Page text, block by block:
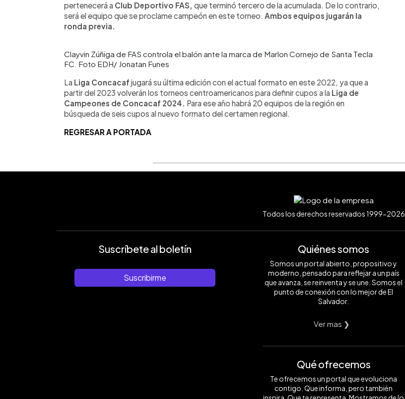
pertenecerá a Club Deportivo FAS, que terminó tercero de la acumulada. De lo contrario,
será el equipo que se proclame campeón en este torneo. Ambos equipos jugarán la
ronda previa.
Clayvin Zúñiga de FAS controla el balón ante la marca de Marlon Cornejo de Santa Tecla
FC. Foto EDH/ Jonatan Funes
La Liga Concacaf jugará su última edición con el actual formato en este 2022, ya que a
partir del 2023 volverán los torneos centroamericanos para definir cupos a la Liga de
Campeones de Concacaf 2024. Para ese año habrá 20 equipos de la región en
búsqueda de seis cupos al nuevo formato del certamen regional.
REGRESAR A PORTADA
Todos los derechos reservados 1999-2026
Suscríbete al boletín
Suscribirme
Quiénes somos
Somos un portal abierto, propositivo y
moderno, pensado para reflejar a un país
que avanza, se reinventa y se une. Somos el
punto de conexión con lo mejor de El
Salvador.
Ver mas ❯
Qué ofrecemos
Te ofrecemos un portal que evoluciona
contigo. Que informa, pero también